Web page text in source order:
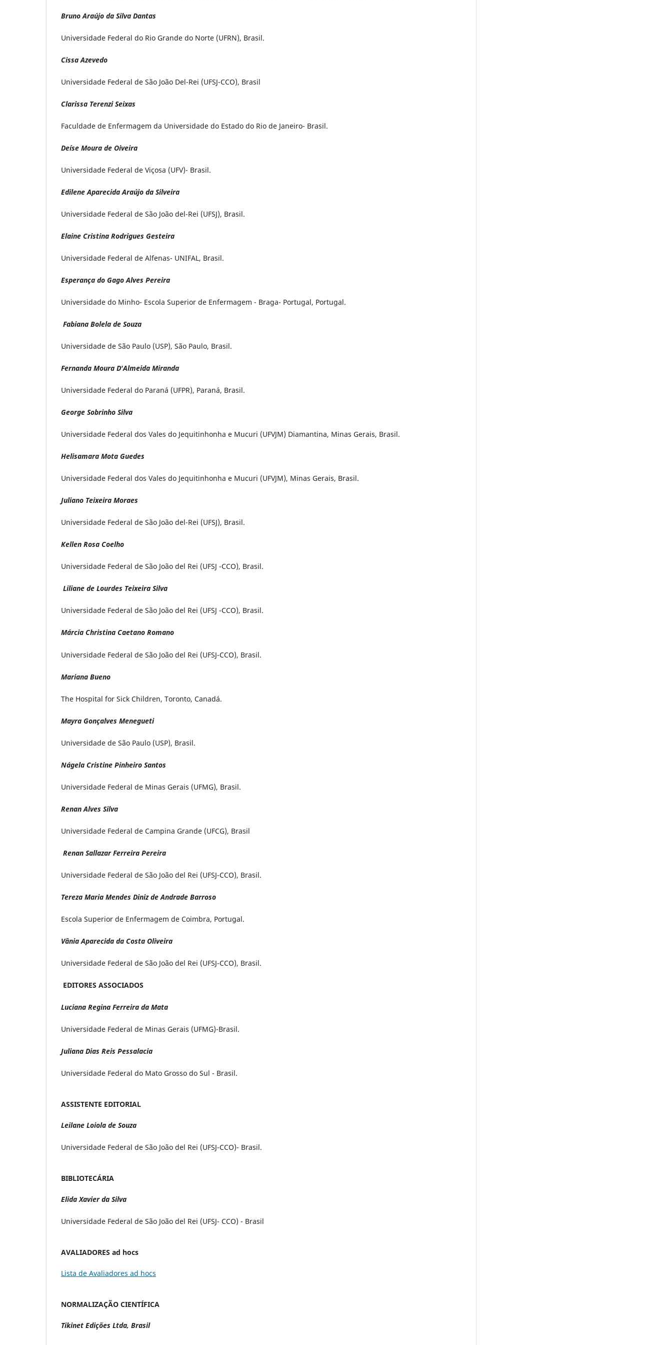
Bruno Araújo da Silva Dantas
Universidade Federal do Rio Grande do Norte (UFRN), Brasil.
CissaAzevedo
Universidade Federal de São João Del-Rei (UFSJ-CCO), Brasil
Clarissa Terenzi Seixas
Faculdade de Enfermagem da Universidade do Estado do Rio de Janeiro- Brasil.
Deíse Moura de Oiveira
Universidade Federal de Viçosa (UFV)- Brasil.
Edilene Aparecida Araújo da Silveira
Universidade Federal de São João del-Rei (UFSJ), Brasil.
Elaine Cristina Rodrigues Gesteira
Universidade Federal de Alfenas- UNIFAL, Brasil.
Esperança do Gago Alves Pereira
Universidade do Minho- Escola Superior de Enfermagem - Braga- Portugal, Portugal.
Fabiana Bolela de Souza
Universidade de São Paulo (USP), São Paulo, Brasil.
Fernanda Moura D'Almeida Miranda
Universidade Federal do Paraná (UFPR), Paraná, Brasil.
George Sobrinho Silva
Universidade Federal dos Vales do Jequitinhonha e Mucuri (UFVJM) Diamantina, Minas Gerais, Brasil.
Helisamara Mota Guedes
Universidade Federal dos Vales do Jequitinhonha e Mucuri (UFVJM), Minas Gerais, Brasil.
Juliano Teixeira Moraes
Universidade Federal de São João del-Rei (UFSJ), Brasil.
Kellen Rosa Coelho
Universidade Federal de São João del Rei (UFSJ -CCO), Brasil.
Liliane de Lourdes Teixeira Silva
Universidade Federal de São João del Rei (UFSJ -CCO), Brasil.
Márcia Christina Caetano Romano
Universidade Federal de São João del Rei (UFSJ-CCO), Brasil.
Mariana Bueno
The Hospital for Sick Children, Toronto, Canadá.
Mayra Gonçalves Menegueti
Universidade de São Paulo (USP), Brasil.
Nágela Cristine Pinheiro Santos
Universidade Federal de Minas Gerais (UFMG), Brasil.
Renan Alves Silva
Universidade Federal de Campina Grande (UFCG), Brasil
Renan Sallazar Ferreira Pereira
Universidade Federal de São João del Rei (UFSJ-CCO), Brasil.
Tereza Maria Mendes Diniz de Andrade Barroso
Escola Superior de Enfermagem de Coimbra, Portugal.
Vânia Aparecida da Costa Oliveira
Universidade Federal de São João del Rei (UFSJ-CCO), Brasil.
EDITORES ASSOCIADOS
Luciana Regina Ferreira da Mata
Universidade Federal de Minas Gerais (UFMG)-Brasil.
Juliana Dias Reis Pessalacia
Universidade Federal do Mato Grosso do Sul - Brasil.
ASSISTENTE EDITORIAL
Leilane Loiola de Souza
Universidade Federal de São João del Rei (UFSJ-CCO)- Brasil.
BIBLIOTECÁRIA
Elida Xavier da Silva
Universidade Federal de São João del Rei (UFSJ- CCO) - Brasil
AVALIADORES ad hocs
Lista de Avaliadores ad hocs
NORMALIZAÇÃO CIENTÍFICA
Tikinet Edições Ltda, Brasil